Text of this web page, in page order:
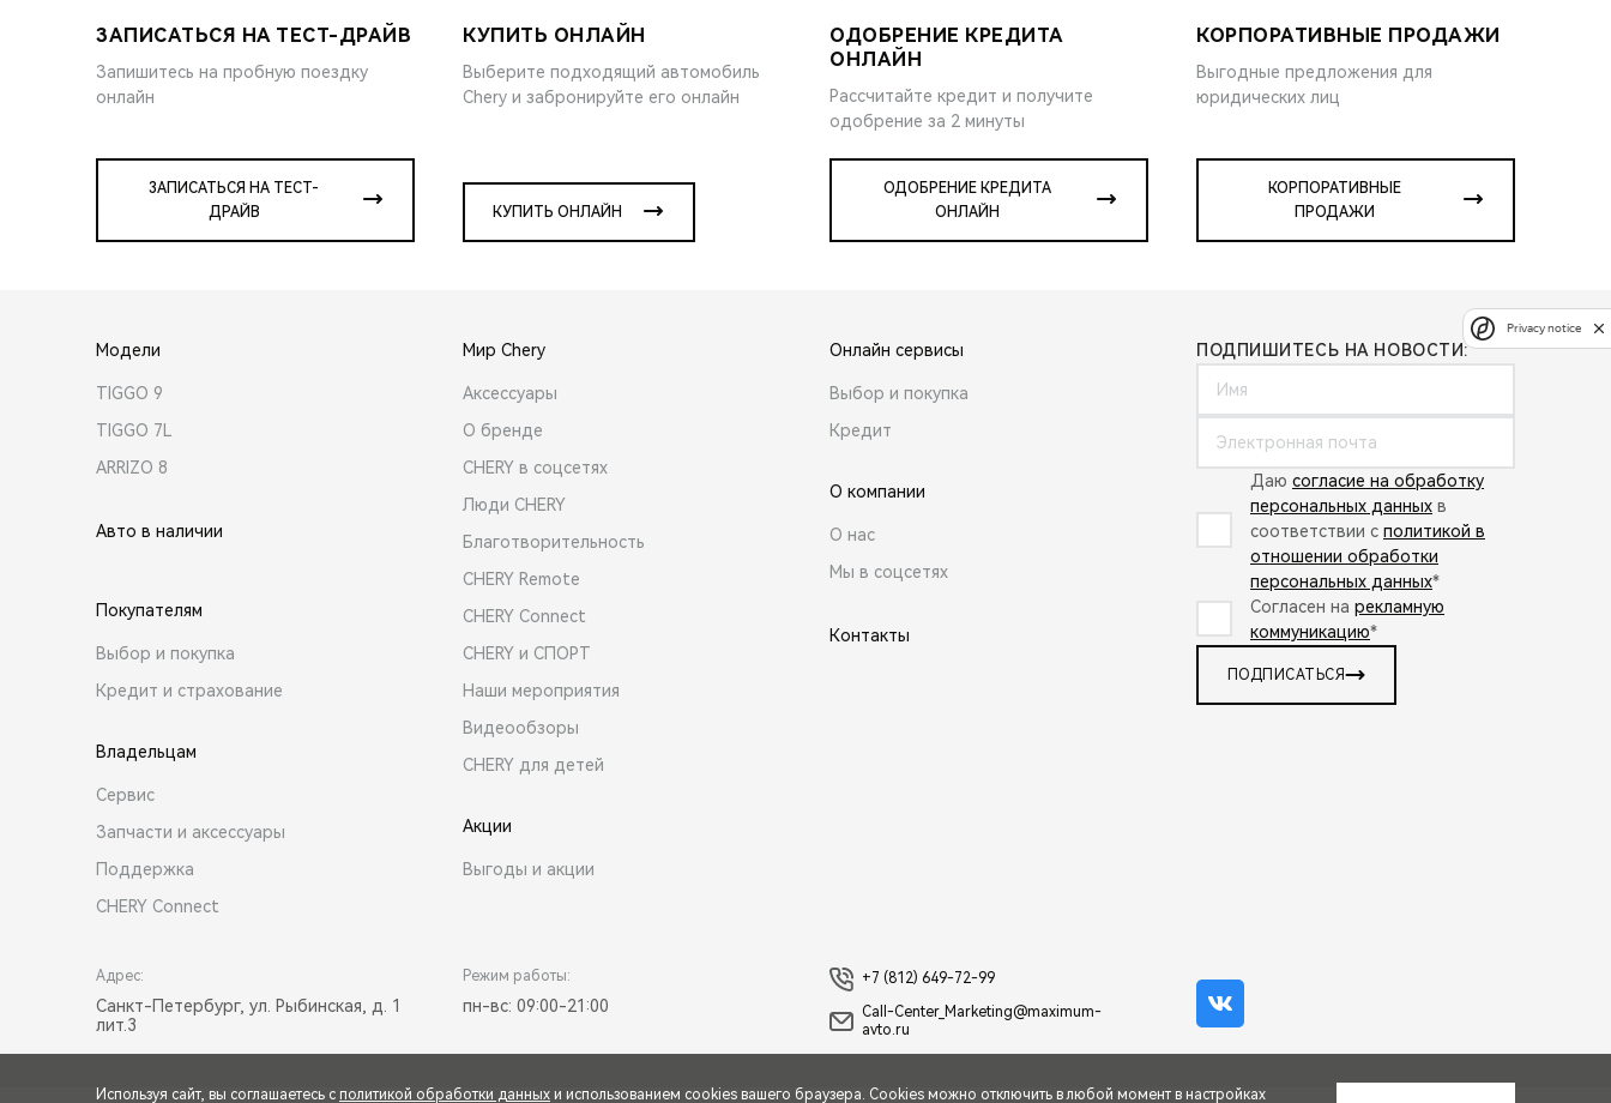
ЗАПИСАТЬСЯ НА ТЕСТ-ДРАЙВ
Запишитесь на пробную поездку
онлайн
ЗАПИСАТЬСЯ НА ТЕСТ-
ДРАЙВ
КУПИТЬ ОНЛАЙН
Выберите подходящий автомобиль
Chery и забронируйте его онлайн
КУПИТЬ ОНЛАЙН
ОДОБРЕНИЕ КРЕДИТА
ОНЛАЙН
Рассчитайте кредит и получите
одобрение за 2 минуты
ОДОБРЕНИЕ КРЕДИТА
ОНЛАЙН
КОРПОРАТИВНЫЕ ПРОДАЖИ
Выгодные предложения для
юридических лиц
КОРПОРАТИВНЫЕ
ПРОДАЖИ
Модели
TIGGO 9
TIGGO 7L
ARRIZO 8
Авто в наличии
Покупателям
Выбор и покупка
Кредит и страхование
Владельцам
Сервис
Запчасти и аксессуары
Поддержка
CHERY Connect
Мир Chery
Аксессуары
О бренде
CHERY в соцсетях
Люди CHERY
Благотворительность
CHERY Remote
CHERY Connect
CHERY и СПОРТ
Наши мероприятия
Видеообзоры
CHERY для детей
Акции
Выгоды и акции
Онлайн сервисы
Выбор и покупка
Кредит
О компании
О нас
Мы в соцсетях
Контакты
ПОДПИШИТЕСЬ НА НОВОСТИ:
Даю согласие на обработку
персональных данных в
соответствии с политикой в
отношении обработки
персональных данных*
Согласен на рекламную
коммуникацию*
ПОДПИСАТЬСЯ
Адрес:
Санкт-Петербург, ул. Рыбинская, д. 1
лит.3
Режим работы:
пн-вс: 09:00-21:00
+7 (812) 649-72-99
Call-Center_Marketing@maximum-
avto.ru
Используя сайт, вы соглашаетесь с политикой обработки данных и использованием cookies вашего браузера. Cookies можно отключить в любой момент в настройках
Privacy notice